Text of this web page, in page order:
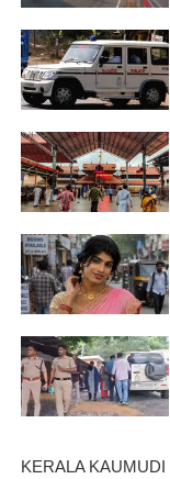
KERALA KAUMUDI